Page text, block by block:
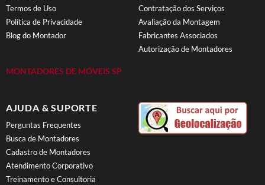
Termos de Uso
Política de Privacidade
Blog do Montador
MONTADORES DE MÓVEIS SP
Contratação dos Serviços
Avaliação da Montagem
Fabricantes Associados
Autorização de Montadores
AJUDA & SUPORTE
Perguntas Frequentes
Busca de Montadores
Cadastro de Montadores
Atendimento Corporativo
Treinamento e Consultoria